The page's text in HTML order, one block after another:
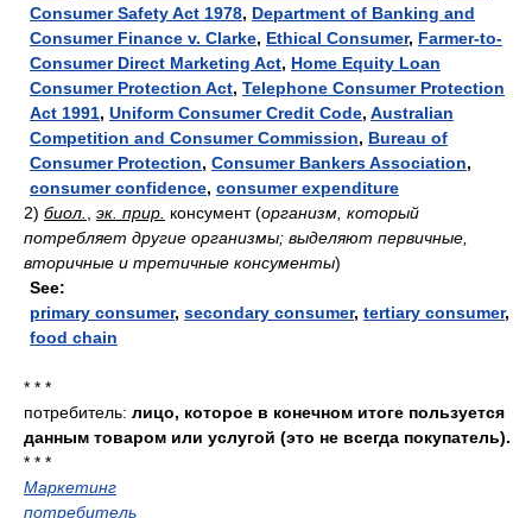
Consumer Safety Act 1978, Department of Banking and
Consumer Finance v. Clarke, Ethical Consumer, Farmer-to-
Consumer Direct Marketing Act, Home Equity Loan
Consumer Protection Act, Telephone Consumer Protection
Act 1991, Uniform Consumer Credit Code, Australian
Competition and Consumer Commission, Bureau of
Consumer Protection, Consumer Bankers Association,
consumer confidence, consumer expenditure
2) биол. эк. прир. консумент(организм, который
потребляет другие организмы; выделяют первичные,
вторичные и третичные консументы)
See:
primary consumer, secondary consumer, tertiary consumer,
food chain
* * *
потребитель: лицо, которое в конечном итоге пользуется
данным товаром или услугой (это не всегда покупатель).
* * *
Маркетинг
потребитель